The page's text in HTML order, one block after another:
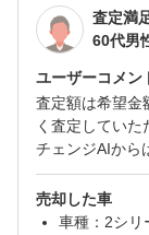
査定満
60代男
ユーザーコメン
査定額は希望金
く査定してい
チェンジAIから
売却した車
車種：2シリ